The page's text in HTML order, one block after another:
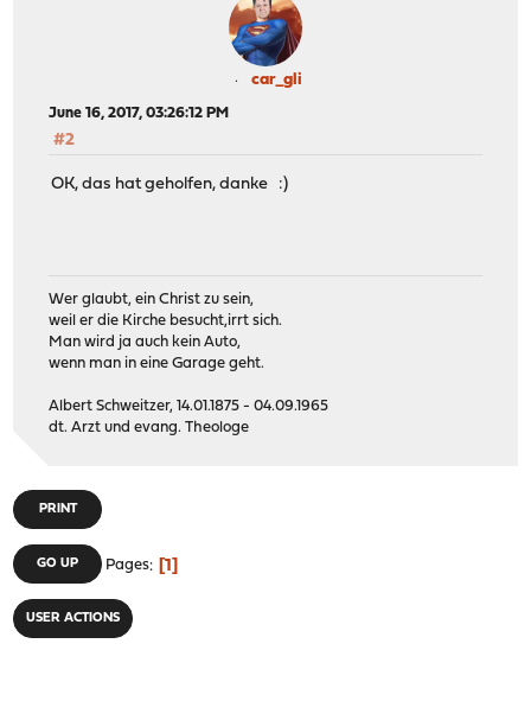
car_gli
June 16, 2017, 03:26:12 PM
#2
OK, das hat geholfen, danke :)
Wer glaubt, ein Christ zu sein,
weil er die Kirche besucht,irrt sich.
Man wird ja auch kein Auto,
wenn man in eine Garage geht.
Albert Schweitzer, 14.01.1875 - 04.09.1965
dt. Arzt und evang. Theologe
PRINT
GO UP Pages 1
USER ACTIONS